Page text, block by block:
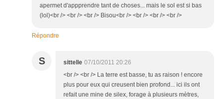
apermet d'appprendre tant de choses... mais le sol est si bas
(lol)<br /> <br /> <br /> Bisou<br /> <br /> <br /> <br />
Répondre
S sittelle 07/10/2011 20:26
<br /> <br /> La terre est basse, tu as raison ! encore
plus pour eux qui creusent bien profond... ici ils ont
refait une mine de silex, forage à plusieurs mètres,